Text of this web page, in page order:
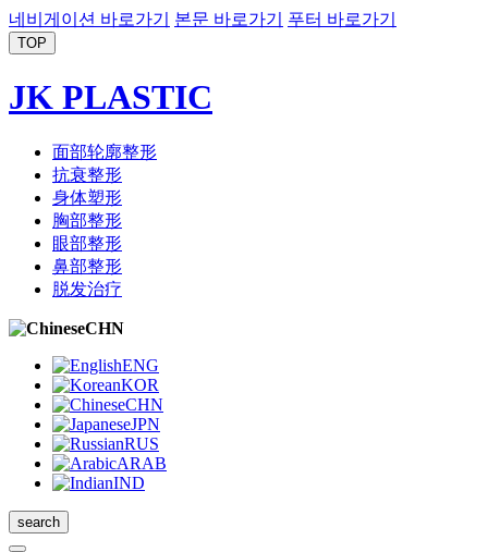
네비게이션 바로가기 본문 바로가기 푸터 바로가기
TOP
JK PLASTIC
面部轮廓整形
抗衰整形
身体塑形
胸部整形
眼部整形
鼻部整形
脱发治疗
CHN
ENG
KOR
CHN
JPN
RUS
ARAB
IND
search